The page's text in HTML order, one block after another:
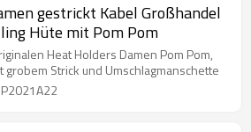
gestrickt Kabel Großhandel
Hüte mit Pom Pom
Heat Holders Damen Pom Pom,
grobem Strick und Umschlagmanschette